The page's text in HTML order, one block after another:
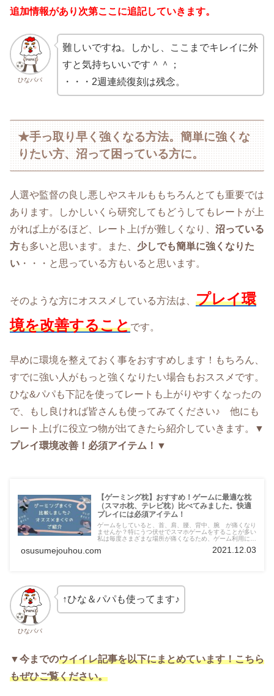
追加情報があり次第ここに追記していきます。
ひなパパ
難しいですね。しかし、ここまでキレイに外
すと気持ちいいです＾＾；
・・・2週連続復刻は残念。
★手っ取り早く強くなる方法。簡単に強くな
りたい方、沼って困っている方に。
人選や監督の良し悪しやスキルももちろんとても重要では
あります。しかしいくら研究してもどうしてもレートが上
がれば上がるほど、レート上げが難しくなり、 沼っている
方も多いと思います。また、 少しでも簡単に強くなりた
い ・・・と思っている方もいると思います。
そのような方にオススメしている方法は、 プレイ環
境を改善することです。
早めに環境を整えておく事をおすすめします！もちろん、
すでに強い人がもっと強くなりたい場合もおススメです。
ひな&パパも下記を使ってレートも上がりやすくなったの
で、もし良ければ皆さんも使ってみてください♪ 他にも
レート上げに役立つ物が出てきたら紹介していきます。
▼
プレイ環境改善！必須アイテム！▼
【ゲーミング枕】おすすめ！ゲームに最適な枕
（スマホ枕、テレビ枕）比べてみました。快適
プレイには必須アイテム！
ゲームをしていると、首、肩、腰、背中、腕 が痛くなり
ませんか？特にうつ伏せでスマホゲームをすることが多い
私は毎度さまざまな場所が痛くなるため、ゲーム利用に適
ました。結果、私と同じように困っている方に、十分おす
最もおすすめできるものを紹介していきたいと思いますの
osusumejouhou.com 2021.12.03
ひなパパ
↑ひな＆パパも使ってます♪
▼今までのウイイレ記事を以下にまとめています！こちら
もぜひご覧ください。